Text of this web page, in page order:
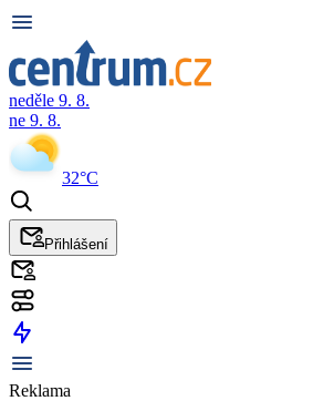
neděle 9. 8.
ne 9. 8.
32°C
Přihlášení
Reklama